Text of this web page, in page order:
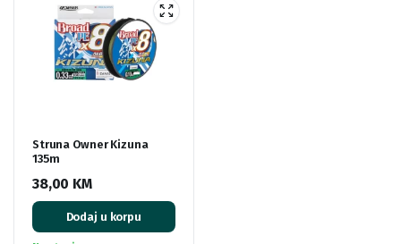
Struna Owner Kizuna
135m
38,00 KM
Dodaj u korpu